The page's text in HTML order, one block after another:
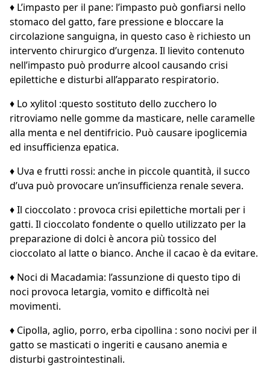
♦ L’impasto per il pane: l’impasto può gonfiarsi nello
stomaco del gatto, fare pressione e bloccare la
circolazione sanguigna, in questo caso è richiesto un
intervento chirurgico d’urgenza. Il lievito contenuto
nell’impasto può produrre alcool causando crisi
epilettiche e disturbi all’apparato respiratorio.
♦ Lo xylitol :questo sostituto dello zucchero lo
ritroviamo nelle gomme da masticare, nelle caramelle
alla menta e nel dentifricio. Può causare ipoglicemia
ed insufficienza epatica.
♦ Uva e frutti rossi: anche in piccole quantità, il succo
d’uva può provocare un’insufficienza renale severa.
♦ Il cioccolato : provoca crisi epilettiche mortali per i
gatti. Il cioccolato fondente o quello utilizzato per la
preparazione di dolci è ancora più tossico del
cioccolato al latte o bianco. Anche il cacao è da evitare.
♦ Noci di Macadamia: l’assunzione di questo tipo di
noci provoca letargia, vomito e difficoltà nei
movimenti.
♦ Cipolla, aglio, porro, erba cipollina : sono nocivi per il
gatto se masticati o ingeriti e causano anemia e
disturbi gastrointestinali.